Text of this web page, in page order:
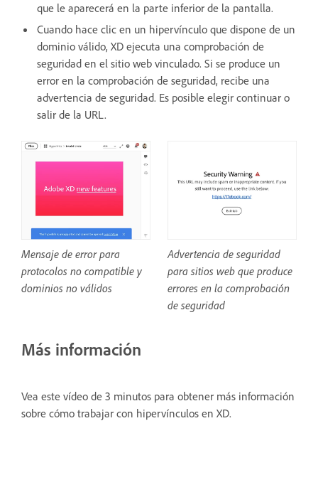
que le aparecerá en la parte inferior de la pantalla.
Cuando hace clic en un hipervínculo que dispone de un
dominio válido, XD ejecuta una comprobación de
seguridad en el sitio web vinculado. Si se produce un
error en la comprobación de seguridad, recibe una
advertencia de seguridad. Es posible elegir continuar o
salir de la URL.
Mensaje de error para
protocolos no compatible y
dominios no válidos
Advertencia de seguridad
para sitios web que produce
errores en la comprobación
de seguridad
Más información
Vea este vídeo de 3 minutos para obtener más información
sobre cómo trabajar con hipervínculos en XD.